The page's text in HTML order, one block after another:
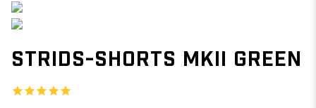
STRIDS-SHORTS MKII GREEN